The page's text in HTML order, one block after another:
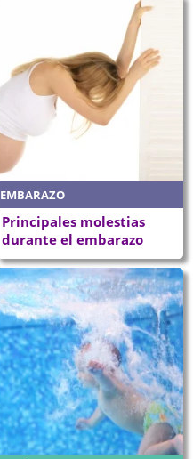
EMBARAZO
Principales molestias
durante el embarazo